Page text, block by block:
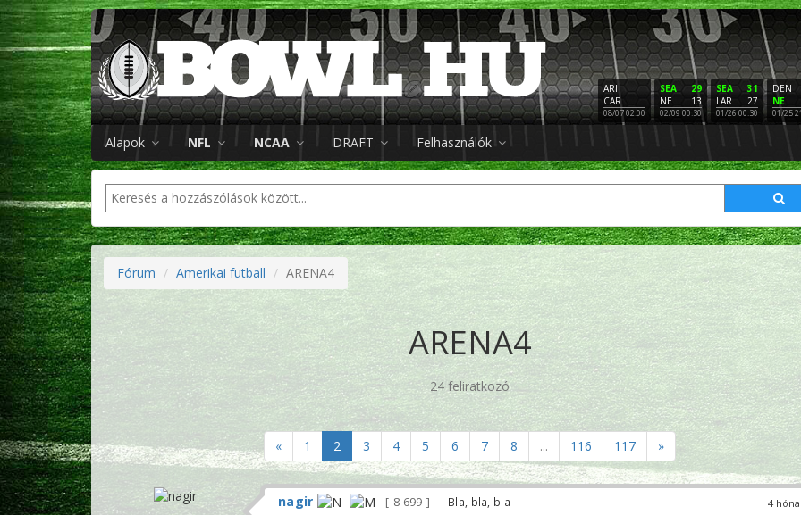
ARI
CAR
08/07 02:00
29
SEA
13
NE
02/09 00:30
31
SEA
27
LAR
01/26 00:30
DEN
NE
01/25
Alapok NFL NCAA DRAFT Felhasználók
Fórum Amerikai futball ARENA4
ARENA4
24 feliratkozó
« 1 2 3 4 5 6 7 8 ... 116 117 »
4
nagir 8 699 — Bla, bla, bla